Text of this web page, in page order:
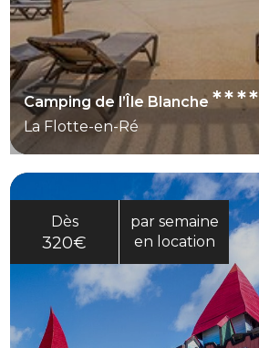
Camping de l’Île Blanche****
La Flotte-en-Ré
Dès
320€
par semaine
en location